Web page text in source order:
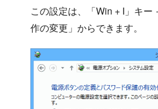
この設定は、「Win + I」キ
作の変更」からできます。